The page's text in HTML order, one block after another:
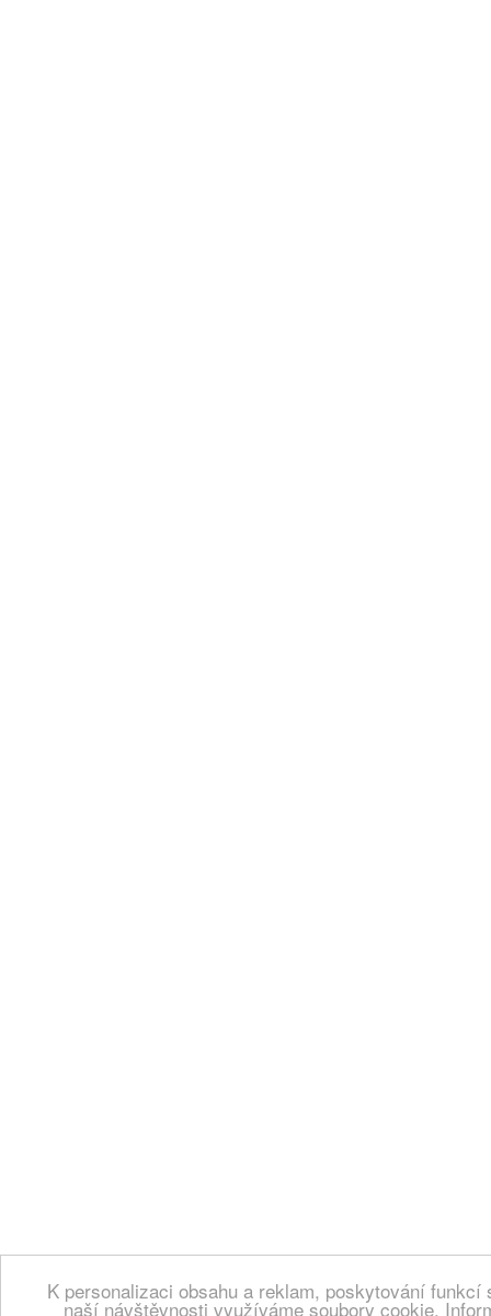
K personalizaci obsahu a reklam, poskytování
naší návštěvnosti využíváme soubory cookie.